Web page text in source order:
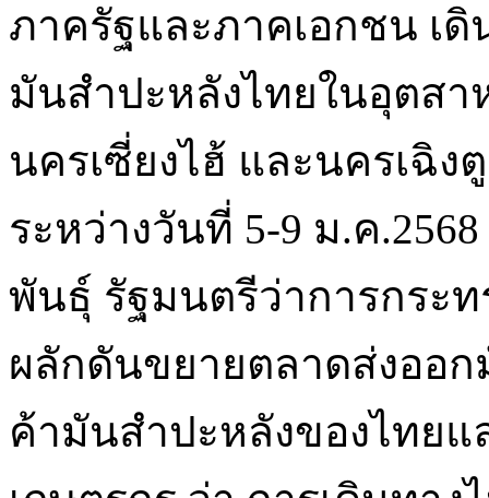
ภาครัฐและภาคเอกชน เ
มันสำปะหลังไทยในอุตส
นครเซี่ยงไฮ้ และนครเฉิ
ระหว่างวันที่ 5-9 ม.ค
พันธุ์ รัฐมนตรีว่าการกระ
ผลักดันขยายตลาดส่งออก
ค้ามันสำปะหลังของไทย